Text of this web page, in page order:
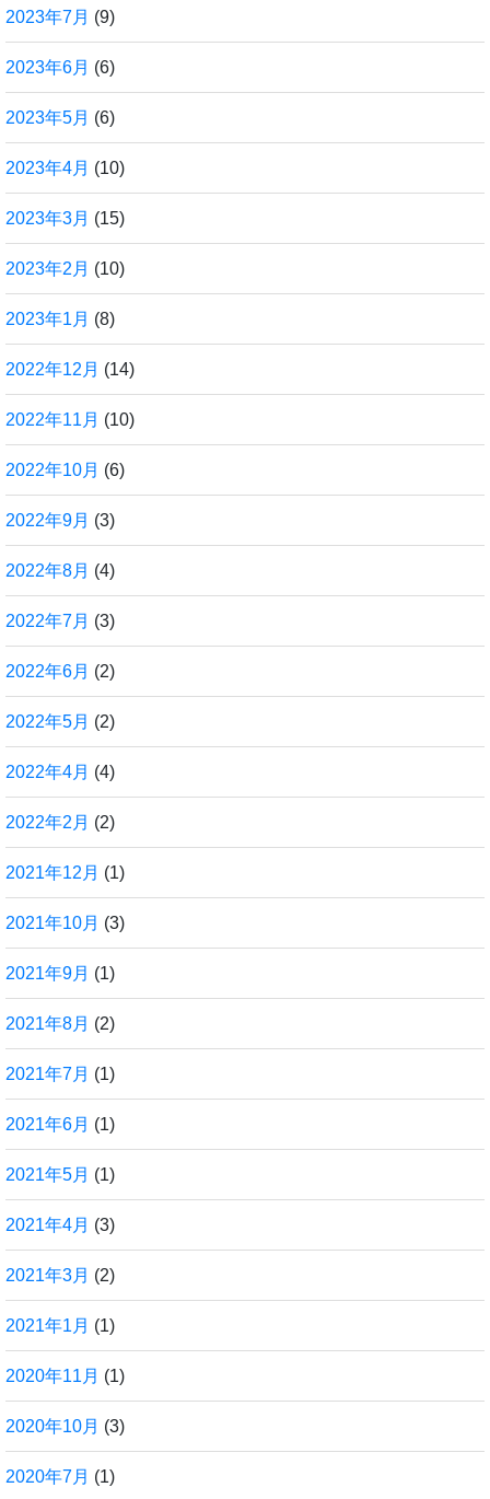
2023年7月 (9)
2023年6月 (6)
2023年5月 (6)
2023年4月 (10)
2023年3月 (15)
2023年2月 (10)
2023年1月 (8)
2022年12月 (14)
2022年11月 (10)
2022年10月 (6)
2022年9月 (3)
2022年8月 (4)
2022年7月 (3)
2022年6月 (2)
2022年5月 (2)
2022年4月 (4)
2022年2月 (2)
2021年12月 (1)
2021年10月 (3)
2021年9月 (1)
2021年8月 (2)
2021年7月 (1)
2021年6月 (1)
2021年5月 (1)
2021年4月 (3)
2021年3月 (2)
2021年1月 (1)
2020年11月 (1)
2020年10月 (3)
2020年7月 (1)